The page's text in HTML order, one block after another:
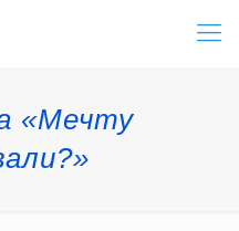
«Мечту